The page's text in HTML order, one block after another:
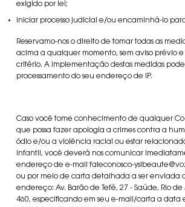
exigido por lei;
Iniciar processo judicial e/ou encaminhá-lo
Reservamo-nos o direito de tomar todas as
acima a qualquer momento, sem aviso prévio e
critério. A implementação destas medidas
processamento do seu endereço de IP.
Caso você tome conhecimento de qualquer
que possa fazer apologia a crimes contra a
ódio e/ou a violência racial ou estar
infantil, você deverá nos comunicar
endereço de e-mail faleconosco-
ou por meio de carta detalhada a ser enviada
endereço: Av. Barão de Tefé, 27 - Saúde, Rio de
460, especificando em seu e-mail/carta a data